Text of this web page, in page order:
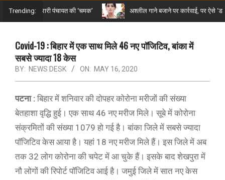
Trending:
तक पहुंची गरारी पंचायत की ‘चमक’ अश्लील गाने बजाने पर कार्रवाई, पर ऐसे ‘डबल
Covid-19 : बिहार में एक साथ मिले 46 नए पॉजिटिव, बांका में
सबसे ज्यादा 18 केस
BY: NEWS DESK ON: MAY 16, 2020
पटना : बिहार में शनिवार की दोपहर कोरोना मरीजों की संख्या
बेतहाशा वृद्धि हुई। एक साथ 46 नए मरीज मिले। सूबे में कोरोना
संक्रमितों की संख्या 1079 हो गई है। बांका जिले में सबसे ज्यादा
पॉजिटिव केस आया है। यहां 18 नए मरीज मिले हैं। इस जिले में अब
तक 32 लोग कोरोना की चपेट में आ चुके हैं। इसके बाद शेखपुरा में
नौ लोगों की रिपोर्ट पॉजिटिव आई है। जमुई जिले में सात नए केस